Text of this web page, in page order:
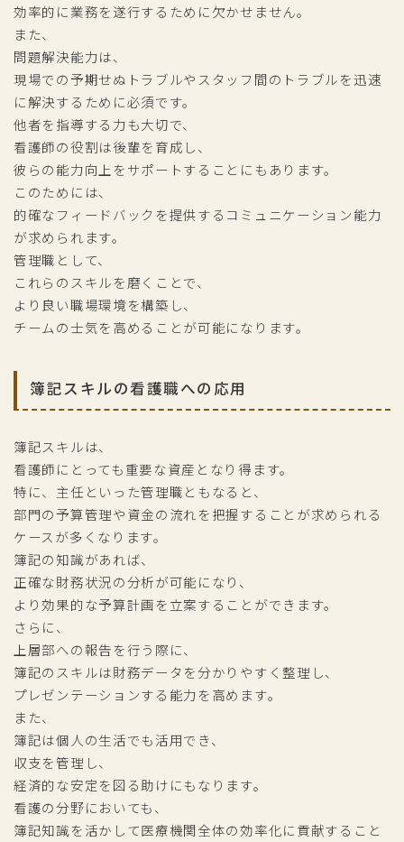
効率的に業務を遂行するために欠かせません。
また、
問題解決能力は、
現場での予期せぬトラブルやスタッフ間のトラブルを迅速
に解決するために必須です。
他者を指導する力も大切で、
看護師の役割は後輩を育成し、
彼らの能力向上をサポートすることにもあります。
このためには、
的確なフィードバックを提供するコミュニケーション能力
が求められます。
管理職として、
これらのスキルを磨くことで、
より良い職場環境を構築し、
チームの士気を高めることが可能になります。
簿記スキルの看護職への応用
簿記スキルは、
看護師にとっても重要な資産となり得ます。
特に、主任といった管理職ともなると、
部門の予算管理や資金の流れを把握することが求められる
ケースが多くなります。
簿記の知識があれば、
正確な財務状況の分析が可能になり、
より効果的な予算計画を立案することができます。
さらに、
上層部への報告を行う際に、
簿記のスキルは財務データを分かりやすく整理し、
プレゼンテーションする能力を高めます。
また、
簿記は個人の生活でも活用でき、
収支を管理し、
経済的な安定を図る助けにもなります。
看護の分野においても、
簿記知識を活かして医療機関全体の効率化に貢献すること